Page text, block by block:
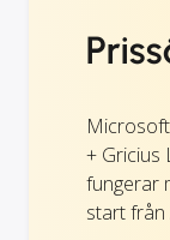
+ Gricius
fungerar
start från